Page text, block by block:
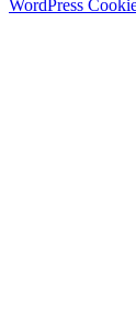
WordPress